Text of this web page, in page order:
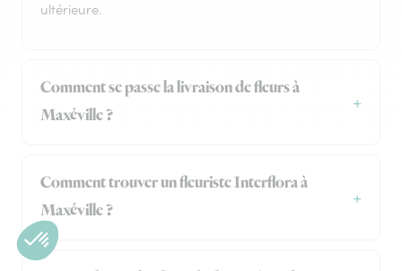
ultérieure.
Comment se passe la livraison de fleurs à
Maxéville ?
Comment trouver un fleuriste Interflora à
Maxéville ?